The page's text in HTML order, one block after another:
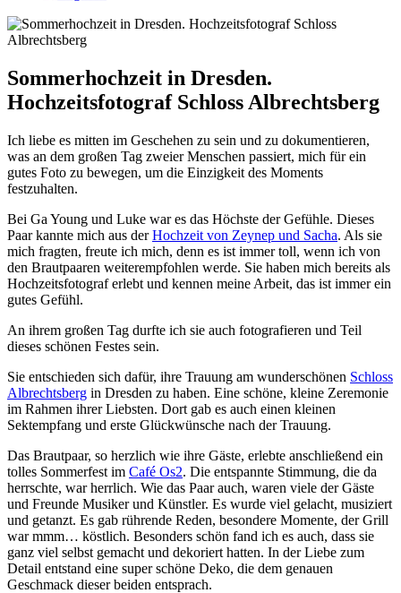
Sommerhochzeit in Dresden.
Hochzeitsfotograf Schloss Albrechtsberg
Ich liebe es mitten im Geschehen zu sein und zu dokumentieren,
was an dem großen Tag zweier Menschen passiert, mich für ein
gutes Foto zu bewegen, um die Einzigkeit des Moments
festzuhalten.
Bei Ga Young und Luke war es das Höchste der Gefühle. Dieses
Paar kannte mich aus derHochzeit von Zeynep und Sacha. Als sie
mich fragten, freute ich mich, denn es ist immer toll, wenn ich von
den Brautpaaren weiterempfohlen werde. Sie haben mich bereits als
Hochzeitsfotograf erlebt und kennen meine Arbeit, das ist immer ein
gutes Gefühl.
An ihrem großen Tag durfte ich sie auch fotografieren und Teil
dieses schönen Festes sein.
Sie entschieden sich dafür, ihre Trauung am wunderschönen Schloss
Albrechtsberg in Dresden zu haben. Eine schöne, kleine Zeremonie
im Rahmen ihrer Liebsten. Dort gab es auch einen kleinen
Sektempfang und erste Glückwünsche nach der Trauung.
Das Brautpaar, so herzlich wie ihre Gäste, erlebte anschließend ein
tolles Sommerfest im Café Os2. Die entspannte Stimmung, die da
herrschte, war herrlich. Wie das Paar auch, waren viele der Gäste
und Freunde Musiker und Künstler. Es wurde viel gelacht, musiziert
und getanzt. Es gab rührende Reden, besondere Momente, der Grill
war mmm… köstlich. Besonders schön fand ich es auch, dass sie
ganz viel selbst gemacht und dekoriert hatten. In der Liebe zum
Detail entstand eine super schöne Deko, die dem genauen
Geschmack dieser beiden entsprach.